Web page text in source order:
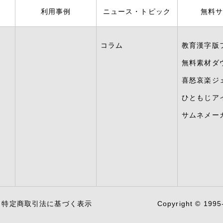
利用事例 ニュース・トピック
コラム
無料
教育漢字版
無料素材ダ
喜怒哀楽ジ
ひともじア
サムネメー
特定商取引法に基づく表示 Copyright ©